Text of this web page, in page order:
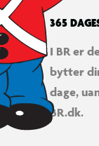
365
I BR er
bytter
dage,
BR.dk.